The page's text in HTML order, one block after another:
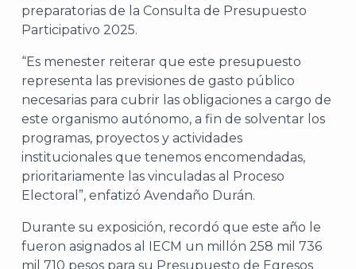
preparatorias de la Consulta de Presupuesto
Participativo 2025.
“Es menester reiterar que este presupuesto
representa las previsiones de gasto público
necesarias para cubrir las obligaciones a cargo de
este organismo autónomo, a fin de solventar los
programas, proyectos y actividades
institucionales que tenemos encomendadas,
prioritariamente las vinculadas al Proceso
Electoral”, enfatizó Avendaño Durán.
Durante su exposición, recordó que este año le
fueron asignados al IECM un millón 258 mil 736
mil 710 pesos para su Presupuesto de Egresos